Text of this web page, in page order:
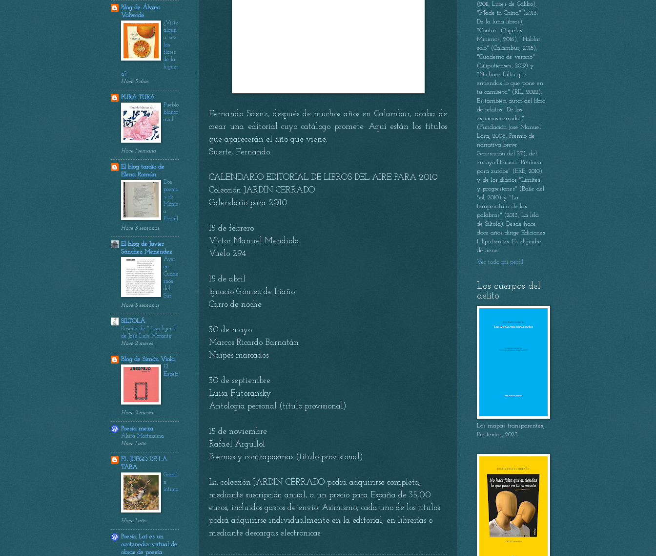
Fernando Sáenz, después de muchos años en Calambur, acaba de
crear una editorial cuyo catálogo promete. Aquí están los títulos
que aparecerán el año que viene.
Suerte, Fernando.
CALENDARIO EDITORIAL DE LIBROS DEL AIRE PARA 2010
Colección JARDÍN CERRADO
Calendario para 2010
15 de febrero
Víctor Manuel Mendiola
Vuelo 294
15 de abril
Ignacio Gómez de Liaño
Carro de noche
30 de mayo
Marcos Ricardo Barnatán
Naipes marcados
30 de septiembre
Luisa Futoransky
Antología personal (título provisional)
15 de noviembre
Rafael Argullol
Poemas y contrapoemas (título provisional)
La colección JARDÍN CERRADO podrá adquirirse completa,
mediante suscripción anual, a un precio para España de 35,00
euros, incluidos gastos de envío. Asimismo, cada uno de los títulos
podrá adquirirse individualmente en la editorial, en librerías o
mediante descargas electrónicas.
Blog de Álvaro
Valverde
¿Viste
algun
a vez
las
flores
de la
higuer
a?
Hace 5 días
PURA TURA
Pueblo
blanco
azul
Hace 1 semana
El blog tardío de
Elena Román
Dos
poema
s de
Mónic
a
Picorel
Hace 3 semanas
El blog de Javier
Sánchez Menéndez
Ayer
en
Cuade
rnos
del
Sur
Hace 5 semanas
SILTOLÁ
Reseña de "Paso ligero"
de José Luis Morante
Hace 2 meses
Blog de Simón Viola
El
Espejo
Hace 2 meses
Poesía mexa
Akira Moctezuma
Hace 1 año
EL JUEGO DE LA
TABA
Gorrió
n
íntimo
Hace 1 año
Poesía Lat es un
contenedor virtual de
obras de poesía
(2011, Luces de Gálibo),
"Made in China" (2013,
De la luna libros),
"Contar" (Papeles
Mínimos, 2016), "Hablar
solo" (Calambur, 2018),
"Cuaderno de verano"
(Liliputienses, 2019) y
"No hace falta que
entiendas lo que pone en
tu camiseta" (RIL, 2022).
Es también autor del libro
de relatos "De los
espacios cerrados"
(Fundación José Manuel
Lara, 2006, Premio de
narrativa breve
Generación del 27), del
ensayo literario "Retórica
para zurdos" (ERE, 2010)
y de los diarios "Límites
y progresiones" (Baile del
Sol, 2010) y "La
temperatura de las
palabras" (2013, La Isla
de Siltolá). Desde hace
doce años dirige Ediciones
Liliputienses. Es el padre
de Irene.
Ver todo mi perfil
Los cuerpos del
delito
Los mapas transparentes,
Pre-textos, 2023